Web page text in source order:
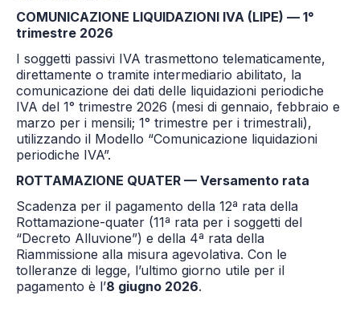
COMUNICAZIONE LIQUIDAZIONI IVA (LIPE) — 1°
trimestre 2026
I soggetti passivi IVA trasmettono telematicamente,
direttamente o tramite intermediario abilitato, la
comunicazione dei dati delle liquidazioni periodiche
IVA del 1° trimestre 2026 (mesi di gennaio, febbraio e
marzo per i mensili; 1° trimestre per i trimestrali),
utilizzando il Modello “Comunicazione liquidazioni
periodiche IVA”.
ROTTAMAZIONE QUATER — Versamento rata
Scadenza per il pagamento della 12ª rata della
Rottamazione-quater (11ª rata per i soggetti del
“Decreto Alluvione”) e della 4ª rata della
Riammissione alla misura agevolativa. Con le
tolleranze di legge, l’ultimo giorno utile per il
pagamento è l’8 giugno 2026.